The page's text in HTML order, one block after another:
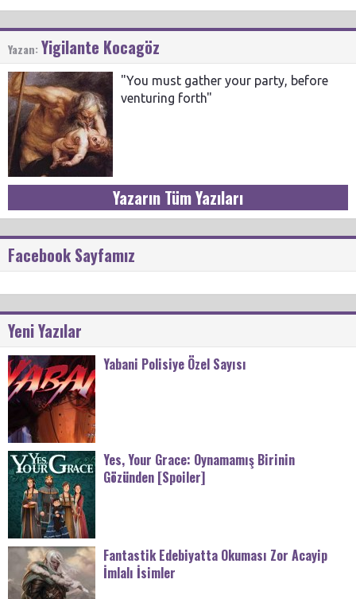
Yazan:Yigilante Kocagöz
"You must gather your party, before
venturing forth"
Yazarın Tüm Yazıları
Facebook Sayfamız
Yeni Yazılar
Yabani Polisiye Özel Sayısı
Yes, Your Grace: Oynamamış Birinin
Gözünden [Spoiler]
Fantastik Edebiyatta Okuması Zor Acayip
İmlalı İsimler